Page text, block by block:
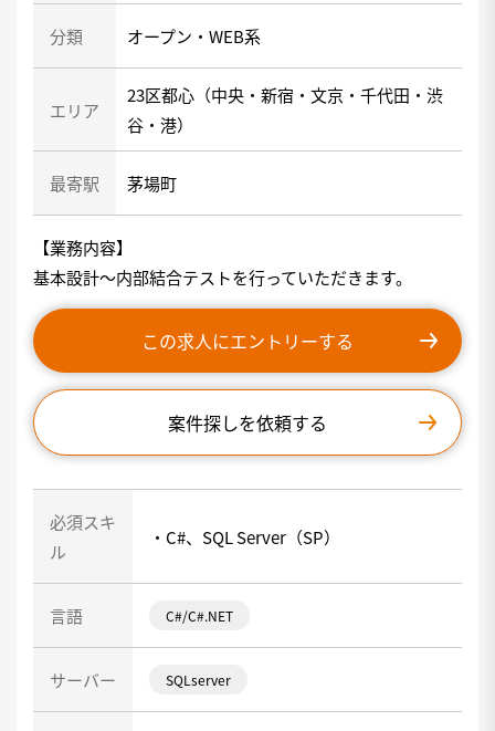
分類 オープン・WEB系
エリア
23区都心（中央・新宿・文京・千代田・渋
谷・港）
最寄駅 茅場町
【業務内容】
基本設計～内部結合テストを行っていただきます。
この求人にエントリーする
案件探しを依頼する
必須スキ
ル
・C#、SQL Server（SP）
言語 C#/C#.NET
サーバー SQLserver